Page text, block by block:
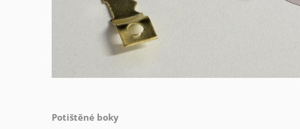
Potištěné boky